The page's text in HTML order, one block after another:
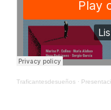
Traficantesdesueños· Presentación